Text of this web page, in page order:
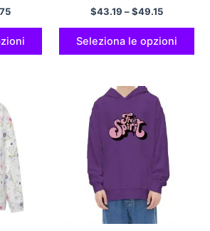
per
con
streetwear con tasche
Felpe con cappuccio in
poliestere Felpa con
cappuccio di Halloween
$43.19 –$49.15
Seleziona le opzioni